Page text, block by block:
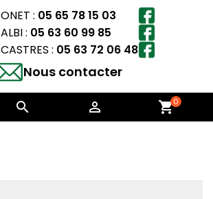
ONET : 05 65 78 15 03
ALBI : 05 63 60 99 85
CASTRES : 05 63 72 06 48
Nous contacter
  shopping_cart0